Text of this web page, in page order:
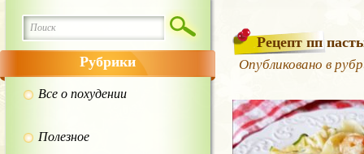
Рубрики
Все о похудении
Полезное
Рецепт пп
Опубликовано в